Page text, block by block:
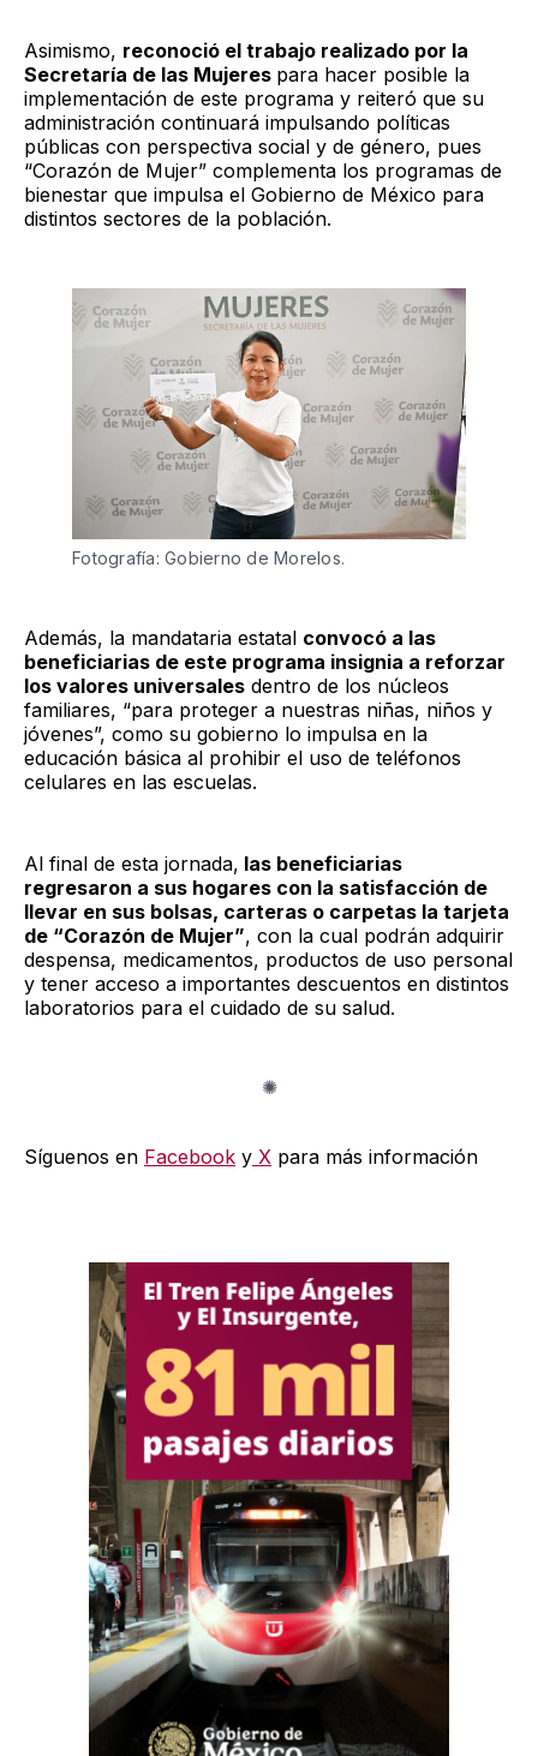
Asimismo, reconoció el trabajo realizado por la
Secretaría de las Mujeres para hacer posible la
implementación de este programa y reiteró que su
administración continuará impulsando políticas
públicas con perspectiva social y de género, pues
“Corazón de Mujer” complementa los programas de
bienestar que impulsa el Gobierno de México para
distintos sectores de la población.
Fotografía: Gobierno de Morelos.
Además, la mandataria estatal convocó a las
beneficiarias de este programa insignia a reforzar
los valores universales dentro de los núcleos
familiares, “para proteger a nuestras niñas, niños y
jóvenes”, como su gobierno lo impulsa en la
educación básica al prohibir el uso de teléfonos
celulares en las escuelas.
Al final de esta jornada, las beneficiarias
regresaron a sus hogares con la satisfacción de
llevar en sus bolsas, carteras o carpetas la tarjeta
de “Corazón de Mujer”, con la cual podrán adquirir
despensa, medicamentos, productos de uso personal
y tener acceso a importantes descuentos en distintos
laboratorios para el cuidado de su salud.
Síguenos en Facebook y X para más información